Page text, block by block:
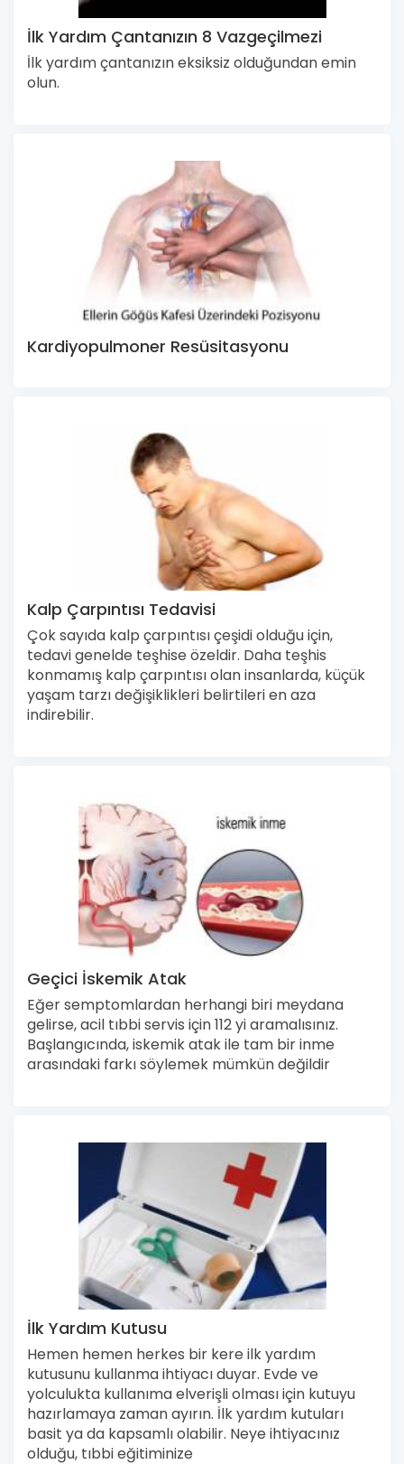
İlk Yardım Çantanızın 8 Vazgeçilmezi
İlk yardım çantanızın eksiksiz olduğundan emin
olun.
Kardiyopulmoner Resüsitasyonu
Kalp Çarpıntısı Tedavisi
Çok sayıda kalp çarpıntısı çeşidi olduğu için,
tedavi genelde teşhise özeldir. Daha teşhis
konmamış kalp çarpıntısı olan insanlarda, küçük
yaşam tarzı değişiklikleri belirtileri en aza
indirebilir.
Geçici İskemik Atak
Eğer semptomlardan herhangi biri meydana
gelirse, acil tıbbi servis için 112 yi aramalısınız.
Başlangıcında, iskemik atak ile tam bir inme
arasındaki farkı söylemek mümkün değildir
İlk Yardım Kutusu
Hemen hemen herkes bir kere ilk yardım
kutusunu kullanma ihtiyacı duyar. Evde ve
yolculukta kullanıma elverişli olması için kutuyu
hazırlamaya zaman ayırın. İlk yardım kutuları
basit ya da kapsamlı olabilir. Neye ihtiyacınız
olduğu, tıbbi eğitiminize